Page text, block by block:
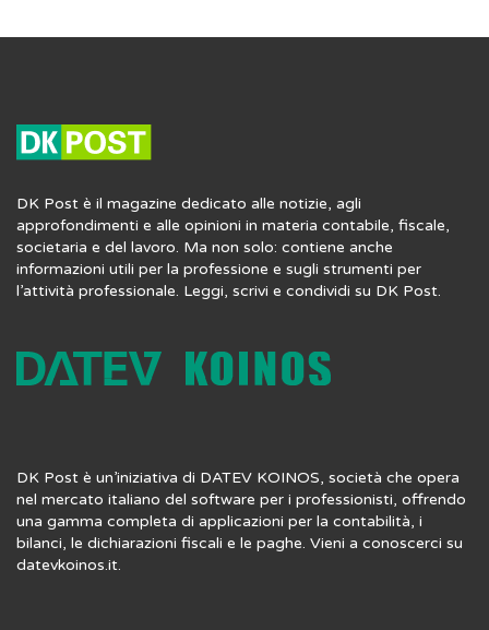
DK Post è il magazine dedicato alle notizie, agli
approfondimenti e alle opinioni in materia contabile, fiscale,
societaria e del lavoro. Ma non solo: contiene anche
informazioni utili per la professione e sugli strumenti per
l’attività professionale. Leggi, scrivi e condividi su DK Post.
DK Post è un’iniziativa di DATEV KOINOS, società che opera
nel mercato italiano del software per i professionisti, offrendo
una gamma completa di applicazioni per la contabilità, i
bilanci, le dichiarazioni fiscali e le paghe. Vieni a conoscerci su
datevkoinos.it.